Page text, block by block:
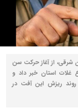
شرقی، از آغاز حرکت سن
غلات استان خبر داد و
ریزش این آفت در